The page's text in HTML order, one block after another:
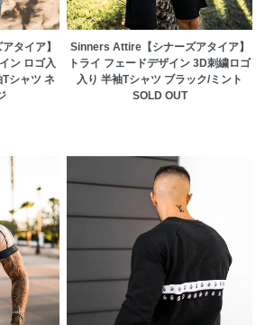
タイア】
ン ロゴ入
シャツ ネ
Sinners Attire【シナーズアタイア】
トライ フェードデザイン 3D刺繍ロゴ
入り 半袖Tシャツ ブラック/ミント
SOLD OUT